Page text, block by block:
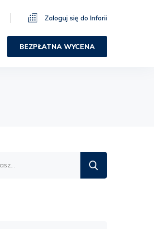
Zaloguj się do Inforii
BEZPŁATNA WYCENA